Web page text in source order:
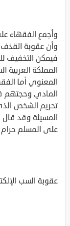
وأجمع الفقهاء
وأن عقوبة القذف
فيمكن التخفيف
المملكة العربية
المعنوي أما
المادي وحجتهم
تحريم الشخص
المسيئة وقد
على المسلم حرام
عقوبة السب